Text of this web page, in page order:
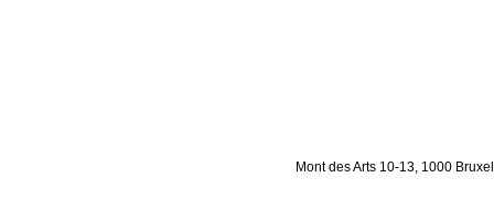
Mont des Arts 10-13, 1000